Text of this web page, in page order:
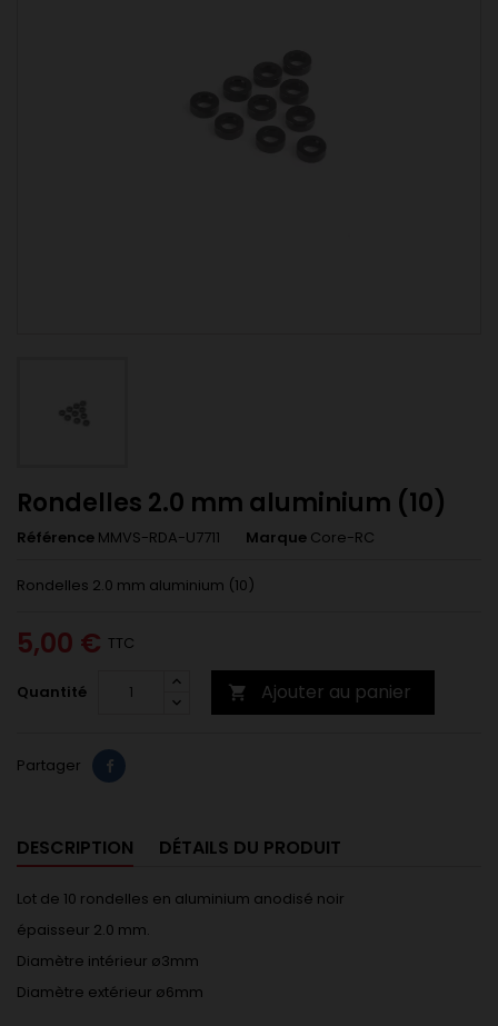
Rondelles 2.0 mm aluminium (10)
Référence MMVS-RDA-U7711 Marque Core-RC
Rondelles 2.0 mm aluminium (10)
5,00 € TTC
Quantité  Ajouter au panier
Partager
DESCRIPTION DÉTAILS DU PRODUIT
Lot de 10 rondelles en aluminium anodisé noir
épaisseur 2.0 mm.
Diamètre intérieur ø3mm
Diamètre extérieur ø6mm